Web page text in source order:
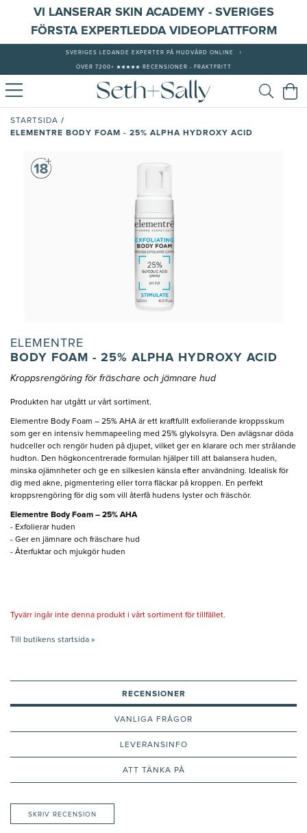
VI LANSERAR SKIN ACADEMY - SVERIGES
FÖRSTA EXPERTLEDDA VIDEOPLATTFORM
SVERIGES LEDANDE EXPERTER PÅ HUDVÅRD ONLINE
ÖVER 7200+ ★★★★★ RECENSIONER - FRAKTFRITT
STARTSIDA /
ELEMENTRE BODY FOAM - 25% ALPHA HYDROXY ACID
ELEMENTRE
BODY FOAM - 25% ALPHA HYDROXY ACID
Kroppsrengöring för fräschare och jämnare hud
Produkten har utgått ur vårt sortiment.
Elementre Body Foam – 25% AHA är ett kraftfullt exfolierande kroppsskum
som ger en intensiv hemmapeeling med 25% glykolsyra. Den avlägsnar döda
hudceller och rengör huden på djupet, vilket ger en klarare och mer strålande
hudton. Den högkoncentrerade formulan hjälper till att balansera huden,
minska ojämnheter och ge en silkeslen känsla efter användning. Idealisk för
dig med akne, pigmentering eller torra fläckar på kroppen. En perfekt
kroppsrengöring för dig som vill återfå hudens lyster och fräschör.
Elementre Body Foam – 25% AHA
- Exfolierar huden
- Ger en jämnare och fräschare hud
- Återfuktar och mjukgör huden
Tyvärr ingår inte denna produkt i vårt sortiment för tillfället.
Till butikens startsida »
RECENSIONER
VANLIGA FRÅGOR
LEVERANSINFO
ATT TÄNKA PÅ
SKRIV RECENSION